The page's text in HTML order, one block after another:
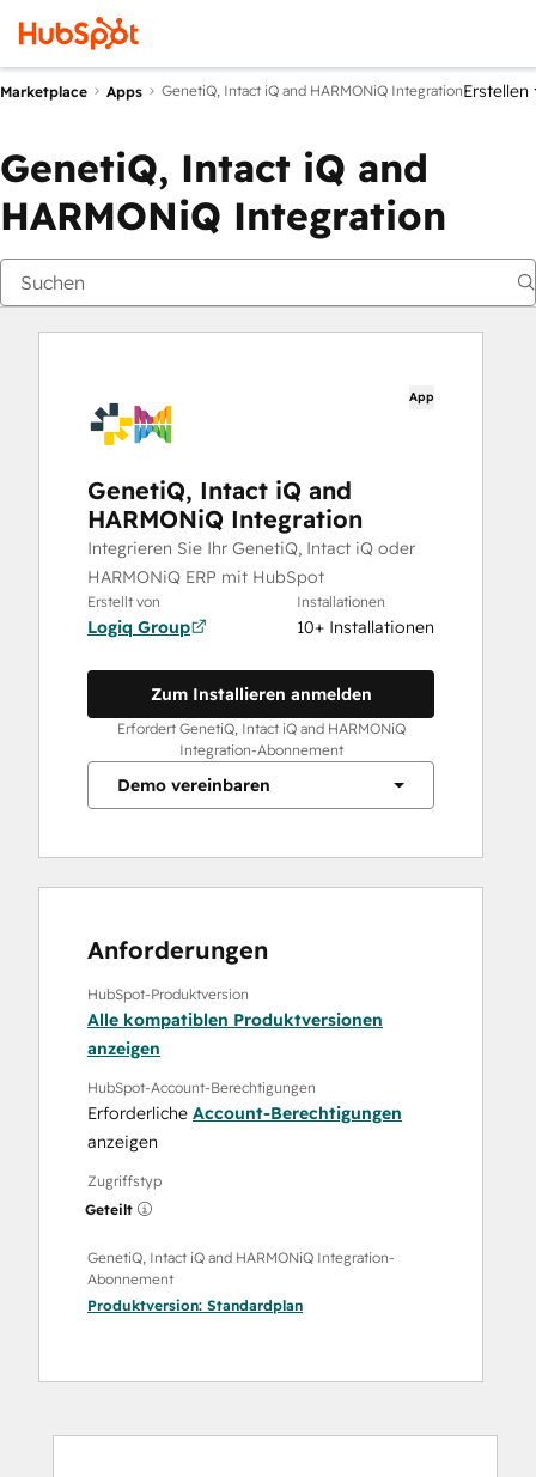
Marketplace Apps GenetiQ, Intact iQ and HARMONiQ IntegrationErstellen
GenetiQ, Intact iQ and
HARMONiQ Integration
App
GenetiQ, Intact iQ and
HARMONiQ Integration
Integrieren Sie Ihr GenetiQ, Intact iQ oder
HARMONiQ ERP mit HubSpot
Erstellt von
Logiq Group
Installationen
10+ Installationen
Zum Installieren anmelden
Erfordert GenetiQ, Intact iQ and HARMONiQ
Integration-Abonnement
Demo vereinbaren
Anforderungen
HubSpot-Produktversion
Alle kompatiblen Produktversionen
anzeigen
HubSpot-Account-Berechtigungen
Erforderliche Account-Berechtigungen
anzeigen
Zugriffstyp
Geteilt
GenetiQ, Intact iQ and HARMONiQ Integration-
Abonnement
Produktversion: Standardplan